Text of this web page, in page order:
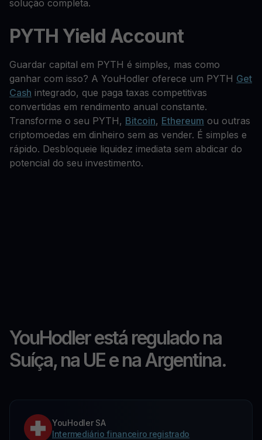
solução completa.
PYTH Yield Account
Guardar capital em PYTH é simples, mas como
ganhar com isso? A YouHodler oferece um PYTH Get
Cash integrado, que paga taxas competitivas
convertidas em rendimento anual constante.
Transforme o seu PYTH, Bitcoin, Ethereum ou outras
criptomoedas em dinheiro sem as vender. É simples e
rápido. Desbloqueie liquidez imediata sem abdicar do
potencial do seu investimento.
YouHodler está regulado na
Suíça, na UE e na Argentina.
YouHodler SA
Intermediário financeiro registrado